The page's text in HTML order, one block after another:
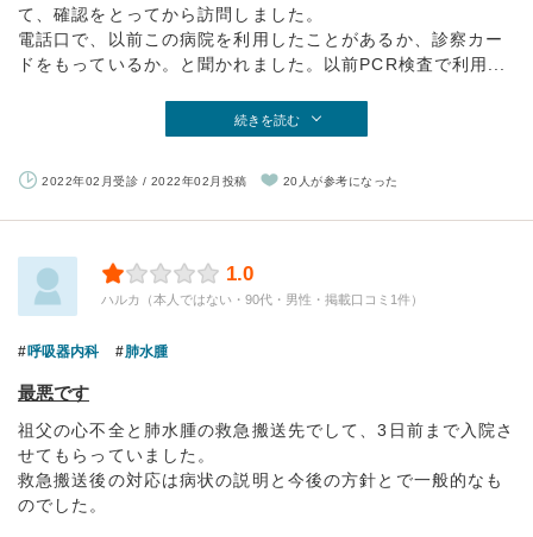
て、確認をとってから訪問しました。
電話口で、以前この病院を利用したことがあるか、診察カー
ドをもっているか。と聞かれました。以前PCR検査で利用...
続きを読む
2022年02月受診 / 2022年02月投稿 20人が参考になった
1.0
ハルカ（本人ではない・90代・男性・掲載口コミ1件）
呼吸器内科 肺水腫
最悪です
祖父の心不全と肺水腫の救急搬送先でして、3日前まで入院さ
せてもらっていました。
救急搬送後の対応は病状の説明と今後の方針とで一般的なも
のでした。